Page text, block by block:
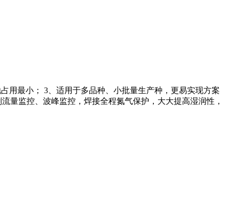
用最小； 3、适用于多品种、小批量生产种，更易实现方案
量监控、波峰监控，焊接全程氮气保护，大大提高湿润性，